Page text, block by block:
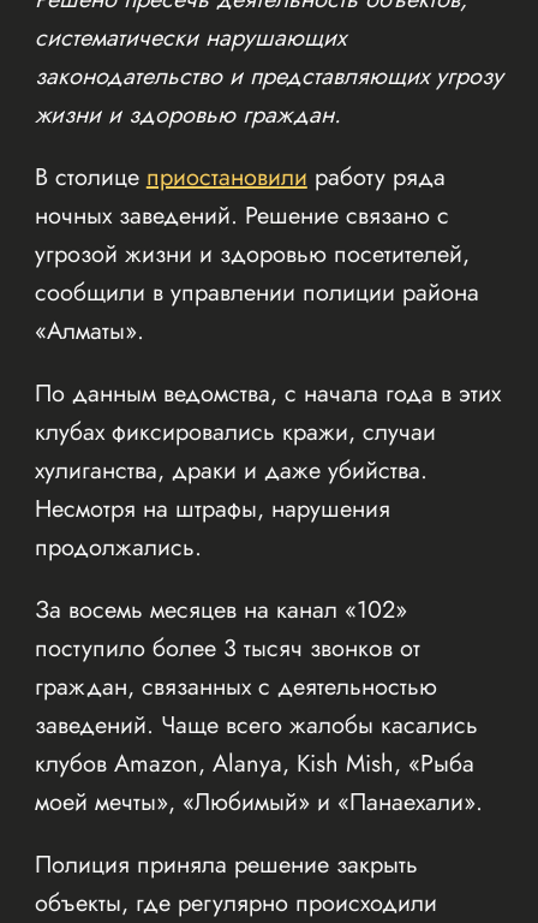
систематически нарушающих
законодательство и представляющих угрозу
жизни и здоровью граждан.
В столице приостановили работу ряда
ночных заведений. Решение связано с
угрозой жизни и здоровью посетителей,
сообщили в управлении полиции района
«Алматы».
По данным ведомства, с начала года в этих
клубах фиксировались кражи, случаи
хулиганства, драки и даже убийства.
Несмотря на штрафы, нарушения
продолжались.
За восемь месяцев на канал «102»
поступило более 3 тысяч звонков от
граждан, связанных с деятельностью
заведений. Чаще всего жалобы касались
клубов Amazon, Alanya, Kish Mish, «Рыба
моей мечты», «Любимый» и «Панаехали».
Полиция приняла решение закрыть
объекты, где регулярно происходили